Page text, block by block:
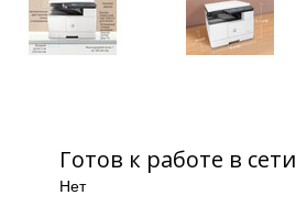
Готов к работе в сети
Нет